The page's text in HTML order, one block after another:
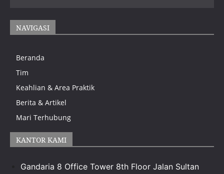
NAVIGASI
Beranda
Tim
Keahlian & Area Praktik
Berita & Artikel
Mari Terhubung
KANTOR KAMI
Gandaria 8 Office Tower 8th Floor Jalan Sultan